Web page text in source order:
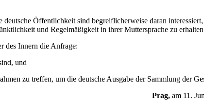
deutsche Öffentlichkeit sind begreiflicherweise daran
und Regelmäßigkeit in ihrer Muttersprache zu
des Innern die Anfrage:
und
zu treffen, um die deutsche Ausgabe der Sammlung der
Prag,am 11.